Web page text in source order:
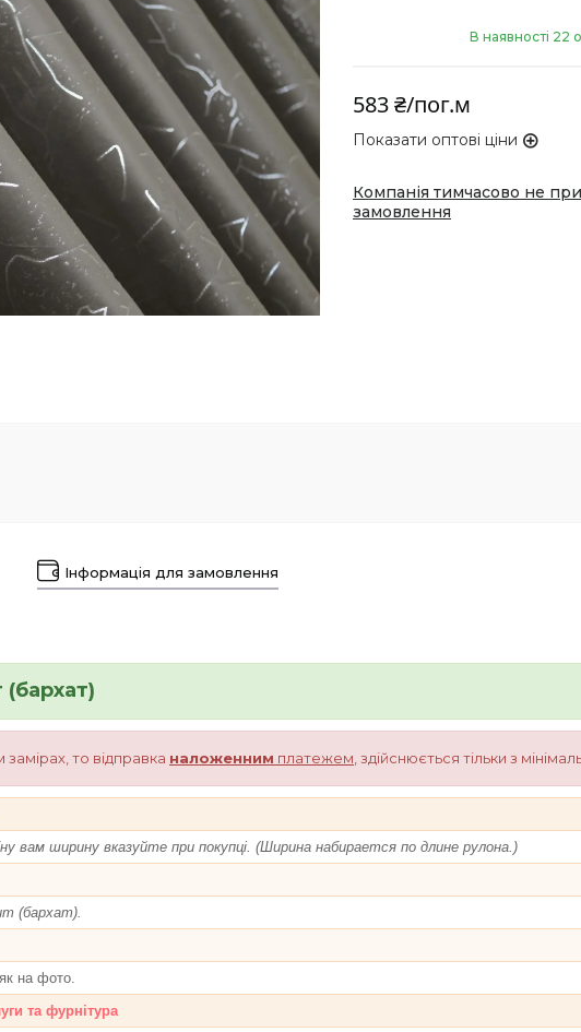
В наявності 22
583 ₴/пог.м
Показати оптові ціни
Компанія тимчасово не
замовлення
Інформація для замовлення
замірах, то відправка наложенним платежем, здійснюється тільки з
вам ширину вказуйте при покупці. (Ширина набирается по длине рулона.)
(бархат).
на фото.
та фурнітура